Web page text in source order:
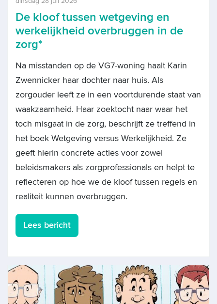
De kloof tussen wetgeving en
werkelijkheid overbruggen in de
zorg*
Na misstanden op de VG7-woning haalt Karin
Zwennicker haar dochter naar huis. Als
zorgouder leeft ze in een voortdurende staat van
waakzaamheid. Haar zoektocht naar waar het
toch misgaat in de zorg, beschrijft ze treffend in
het boek Wetgeving versus Werkelijkheid. Ze
geeft hierin concrete acties voor zowel
beleidsmakers als zorgprofessionals en helpt te
reflecteren op hoe we de kloof tussen regels en
realiteit kunnen overbruggen.
Lees bericht